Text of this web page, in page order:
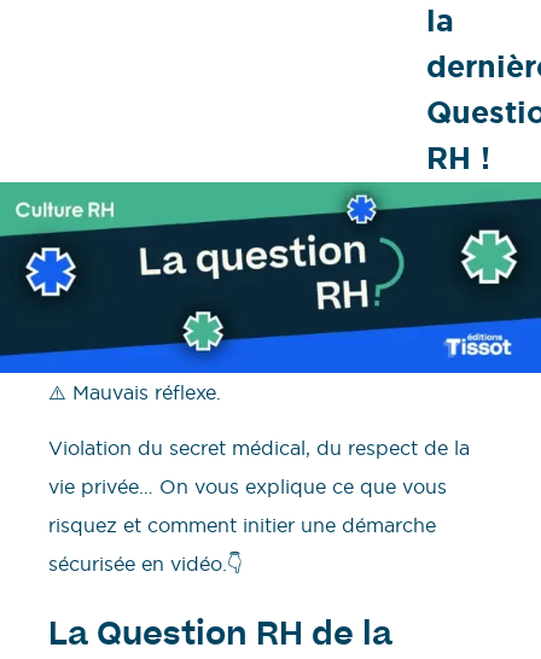
la
RH !
⚠️ Mauvais réflexe.
Violation du secret médical, du respect de la
vie privée… On vous explique ce que vous
risquez et comment initier une démarche
sécurisée en vidéo.👇
La Question RH de la